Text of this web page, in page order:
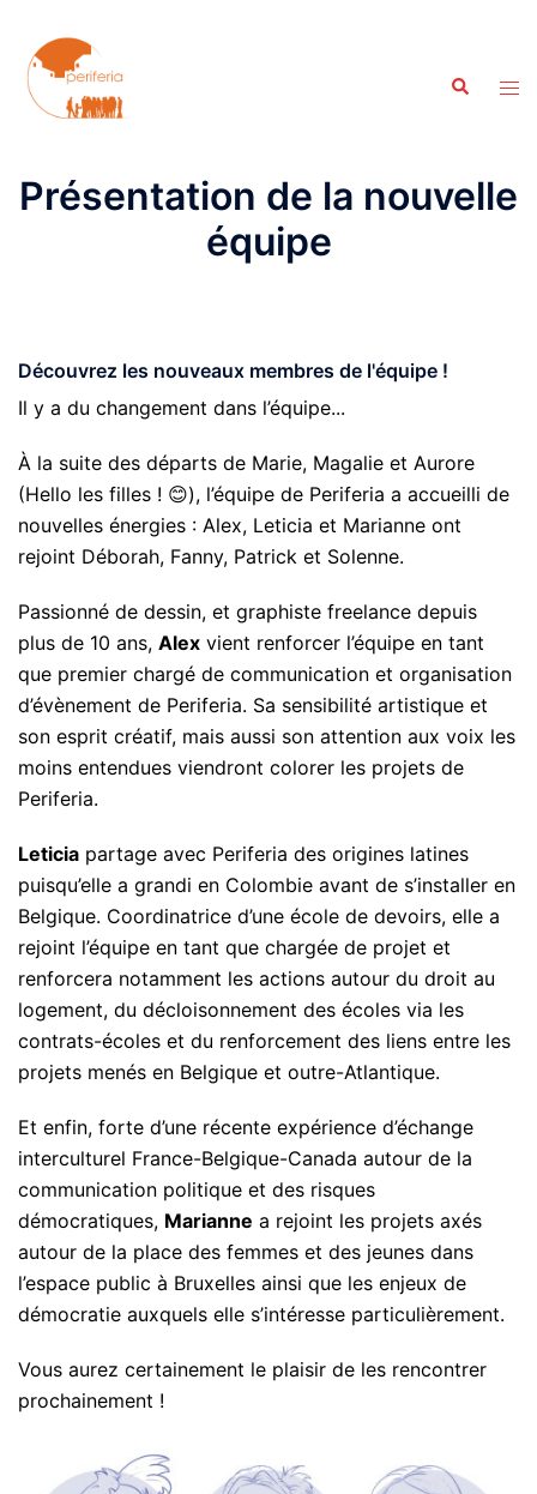
contenu
Présentation de la nouvelle
équipe
Découvrez les nouveaux membres de l'équipe !
Il y a du changement dans l’équipe...
À la suite des départs de Marie, Magalie et Aurore
(Hello les filles ! 😊), l’équipe de Periferia a accueilli de
nouvelles énergies : Alex, Leticia et Marianne ont
rejoint Déborah, Fanny, Patrick et Solenne.
Passionné de dessin, et graphiste freelance depuis
plus de 10 ans, Alex vient renforcer l’équipe en tant
que premier chargé de communication et organisation
d’évènement de Periferia. Sa sensibilité artistique et
son esprit créatif, mais aussi son attention aux voix les
moins entendues viendront colorer les projets de
Periferia.
Leticia partage avec Periferia des origines latines
puisqu’elle a grandi en Colombie avant de s’installer en
Belgique. Coordinatrice d’une école de devoirs, elle a
rejoint l’équipe en tant que chargée de projet et
renforcera notamment les actions autour du droit au
logement, du décloisonnement des écoles via les
contrats-écoles et du renforcement des liens entre les
projets menés en Belgique et outre-Atlantique.
Et enfin, forte d’une récente expérience d’échange
interculturel France-Belgique-Canada autour de la
communication politique et des risques
démocratiques, Marianne a rejoint les projets axés
autour de la place des femmes et des jeunes dans
l’espace public à Bruxelles ainsi que les enjeux de
démocratie auxquels elle s’intéresse particulièrement.
Vous aurez certainement le plaisir de les rencontrer
prochainement !